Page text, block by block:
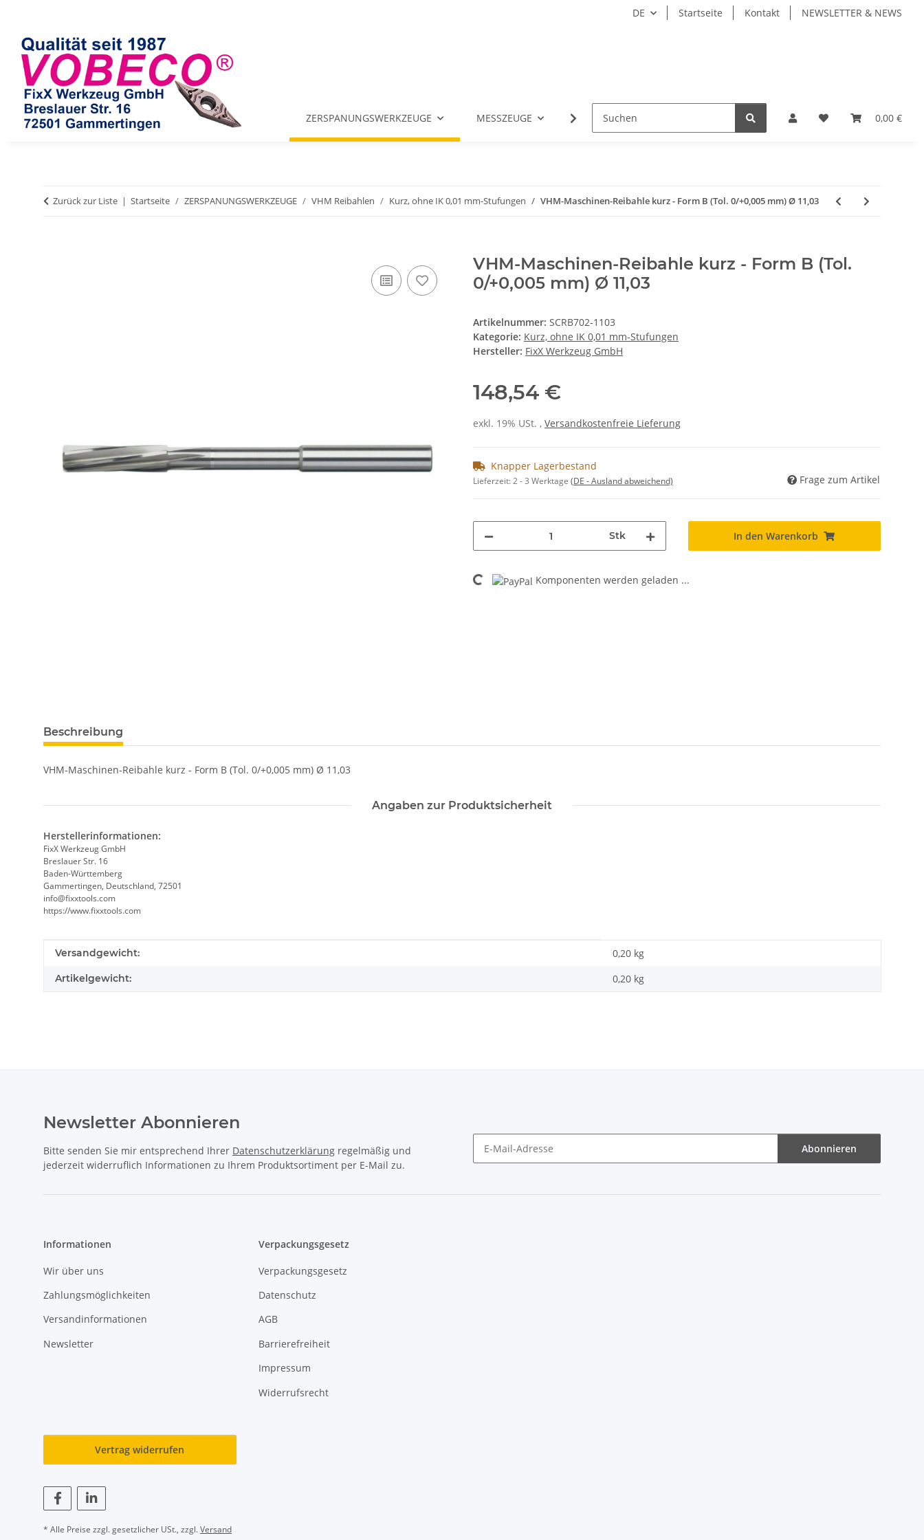
DE Startseite Kontakt NEWSLETTER & NEWS
0,00 €
ZERSPANUNGSWERKZEUGE MESSZEUGE ANGETRIEBENE WERKZEUGE WERKZEUGAUFNAHMEN
Zurück zur Liste Startseite ZERSPANUNGSWERKZEUGE VHM Reibahlen Kurz, ohne IK 0,01 mm-Stufungen VHM-Maschinen-Reibahle kurz - Form B (Tol. 0/+0,005 mm) Ø 11,03
VHM-Maschinen-Reibahle kurz - Form B (Tol.
0/+0,005 mm) Ø 11,03
Artikelnummer: SCRB702-1103
Kategorie: Kurz, ohne IK 0,01 mm-Stufungen
Hersteller: FixX Werkzeug GmbH
148,54 €
exkl. 19% USt. , Versandkostenfreie Lieferung
Knapper Lagerbestand
Lieferzeit:2 - 3 Werktage (DE - Ausland abweichend) Frage zum Artikel
Stk In den Warenkorb
Loading... Komponenten werden geladen ...
Beschreibung
VHM-Maschinen-Reibahle kurz - Form B (Tol. 0/+0,005 mm) Ø 11,03
Angaben zur Produktsicherheit
Herstellerinformationen:
FixX Werkzeug GmbH
Breslauer Str. 16
Baden-Württemberg
Gammertingen, Deutschland, 72501
info@fixxtools.com
https://www.fixxtools.com
Produkteigenschaft
Wert
Versandgewicht: 0,20 kg
Artikelgewicht: 0,20 kg
Newsletter Abonnieren
Bitte senden Sie mir entsprechend Ihrer Datenschutzerklärung regelmäßig und
jederzeit widerruflich Informationen zu Ihrem Produktsortiment per E-Mail zu.
Abonnieren
Informationen
Wir über uns
Zahlungsmöglichkeiten
Versandinformationen
Newsletter
Verpackungsgesetz
Verpackungsgesetz
Datenschutz
AGB
Barrierefreiheit
Impressum
Widerrufsrecht
Vertrag widerrufen
* Alle Preise zzgl. gesetzlicher USt., zzgl.Versand